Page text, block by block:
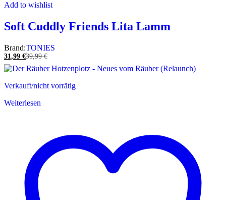
Add to wishlist
Soft Cuddly Friends Lita Lamm
Brand:TONIES
31,99 €39,99€
Verkauft/nicht vorrätig
Weiterlesen